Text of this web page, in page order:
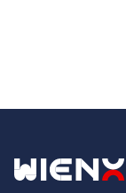
Zurück zur